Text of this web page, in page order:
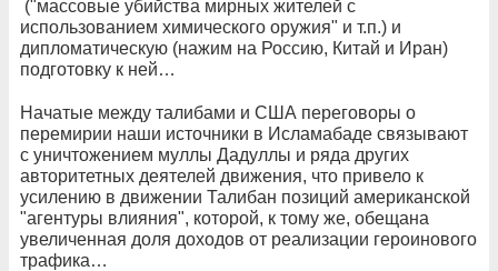
("массовые убийства мирных жителей с
использованием химического оружия" и т.п.) и
дипломатическую (нажим на Россию, Китай и Иран)
подготовку к ней…
Начатые между талибами и США переговоры о
перемирии наши источники в Исламабаде связывают
с уничтожением муллы Дадуллы и ряда других
авторитетных деятелей движения, что привело к
усилению в движении Талибан позиций американской
"агентуры влияния", которой, к тому же, обещана
увеличенная доля доходов от реализации героинового
трафика…